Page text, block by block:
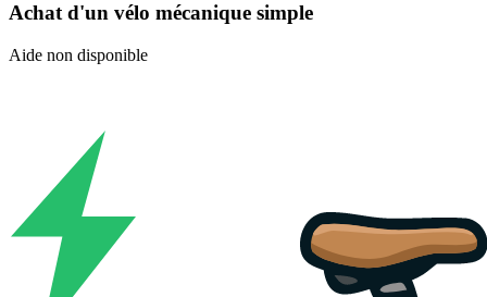
Achat d'un vélo mécanique simple
Aide non disponible